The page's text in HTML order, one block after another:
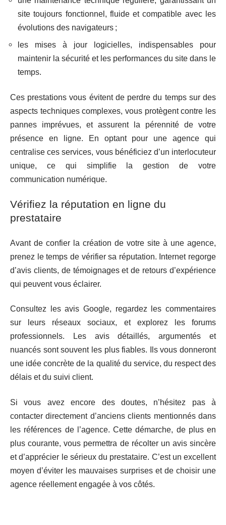
site toujours fonctionnel, fluide et compatible avec les
évolutions des navigateurs ;
les mises à jour logicielles, indispensables pour
maintenir la sécurité et les performances du site dans le
temps.
Ces prestations vous évitent de perdre du temps sur des
aspects techniques complexes, vous protègent contre les
pannes imprévues, et assurent la pérennité de votre
présence en ligne. En optant pour une agence qui
centralise ces services, vous bénéficiez d’un interlocuteur
unique, ce qui simplifie la gestion de votre
communication numérique.
Vérifiez la réputation en ligne du
prestataire
Avant de confier la création de votre site à une agence,
prenez le temps de vérifier sa réputation. Internet regorge
d’avis clients, de témoignages et de retours d’expérience
qui peuvent vous éclairer.
Consultez les avis Google, regardez les commentaires
sur leurs réseaux sociaux, et explorez les forums
professionnels. Les avis détaillés, argumentés et
nuancés sont souvent les plus fiables. Ils vous donneront
une idée concrète de la qualité du service, du respect des
délais et du suivi client.
Si vous avez encore des doutes, n’hésitez pas à
contacter directement d’anciens clients mentionnés dans
les références de l’agence. Cette démarche, de plus en
plus courante, vous permettra de récolter un avis sincère
et d’apprécier le sérieux du prestataire. C’est un excellent
moyen d’éviter les mauvaises surprises et de choisir une
agence réellement engagée à vos côtés.